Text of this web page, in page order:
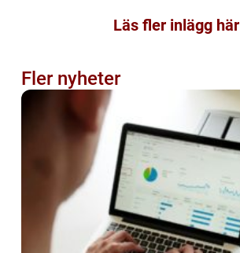
Läs fler inlägg här
Fler nyheter